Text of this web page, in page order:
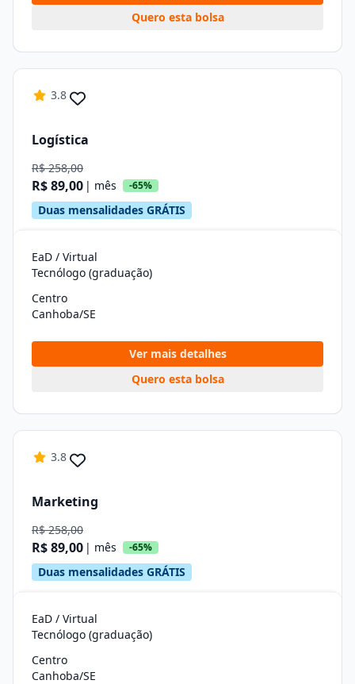
Quero esta bolsa
3.8
Logística
R$ 258,00
R$ 89,00 | mês -65%
Duas mensalidades GRÁTIS
EaD / Virtual
Tecnólogo (graduação)
Centro
Canhoba/SE
Ver mais detalhes
Quero esta bolsa
3.8
Marketing
R$ 258,00
R$ 89,00 | mês -65%
Duas mensalidades GRÁTIS
EaD / Virtual
Tecnólogo (graduação)
Centro
Canhoba/SE